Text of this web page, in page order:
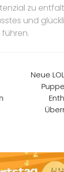
zu
und
führen.
Neue